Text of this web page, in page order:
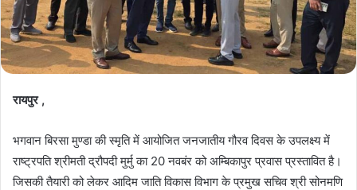
रायपुर ,
भगवान बिरसा मुण्डा की स्मृति में आयोजित जनजातीय गौरव दिवस के उपलक्ष्य में
राष्ट्रपति श्रीमती द्रौपदी मुर्मु का 20 नवबंर को अम्बिकापुर प्रवास प्रस्तावित है।
जिसकी तैयारी को लेकर आदिम जाति विकास विभाग के प्रमुख सचिव श्री सोनमणि